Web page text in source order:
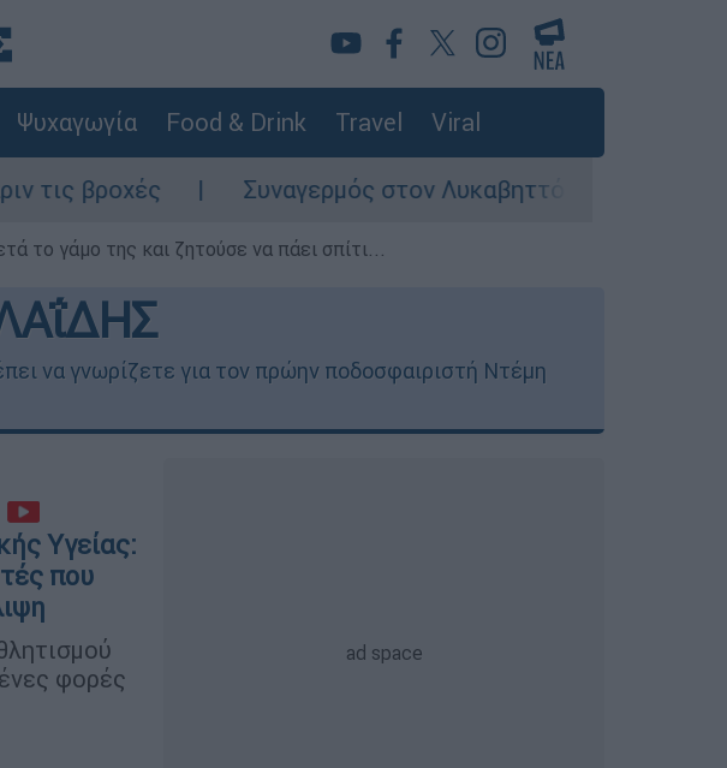
Ψυχαγωγία Food & Drink Travel Viral
Συναγερμός στον Λυκαβηττό: Σορός σε προχωρημένη
το γάμο της και ζητούσε να πάει σπίτι...
να γνωρίζετε για τον πρώην ποδοσφαιριστή Ντέμη
Υγείας:
που
φορές